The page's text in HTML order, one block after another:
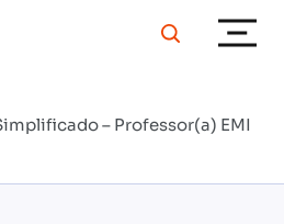
– Professor(a) EMI